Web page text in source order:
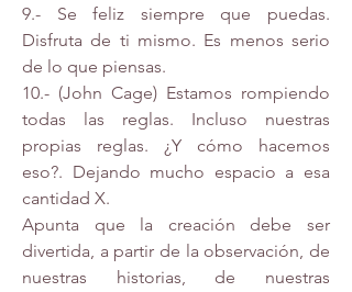
9.- Se feliz siempre que puedas.
Disfruta de ti mismo. Es menos serio
de lo que piensas.
10.- (John Cage) Estamos rompiendo
todas las reglas. Incluso nuestras
propias reglas. ¿Y cómo hacemos
eso?. Dejando mucho espacio a esa
cantidad X.
Apunta que la creación debe ser
divertida, a partir de la observación, de
nuestras historias, de nuestras